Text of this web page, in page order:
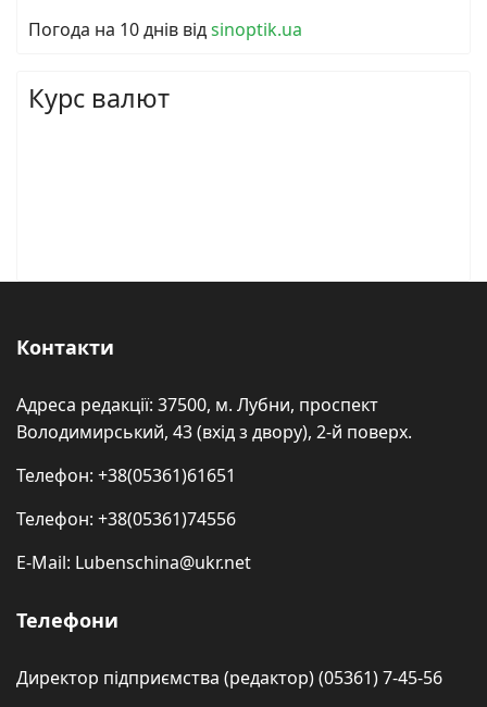
Погода на 10 днів відsinoptik.ua
Курс валют
Контакти
Адреса редакції: 37500, м. Лубни, проспект
Володимирський, 43 (вхід з двору), 2-й поверх.
Телефон: +38(05361)61651
Телефон: +38(05361)74556
E-Mail: Lubenschina@ukr.net
Телефони
Директор підприємства (редактор) (05361) 7-45-56